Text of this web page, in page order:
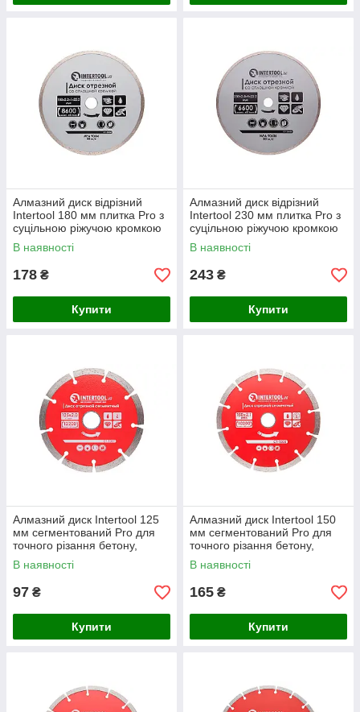
Алмазний диск відрізний
Intertool 180 мм плитка Pro з
суцільною ріжучою кромкою
для акуратного різання
плитки
В наявності
178 ₴
Купити
Алмазний диск відрізний
Intertool 230 мм плитка Pro з
суцільною ріжучою кромкою
для акуратного різання
плитки
В наявності
243 ₴
Купити
Алмазний диск Intertool 125
мм сегментований Pro для
точного різання бетону,
каменю та цегли
В наявності
97 ₴
Купити
Алмазний диск Intertool 150
мм сегментований Pro для
точного різання бетону,
каменю та цегли
В наявності
165 ₴
Купити